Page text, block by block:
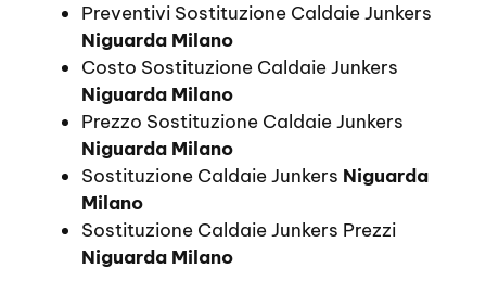
Preventivi Sostituzione Caldaie Junkers
Niguarda Milano
Costo Sostituzione Caldaie Junkers
Niguarda Milano
Prezzo Sostituzione Caldaie Junkers
Niguarda Milano
Sostituzione Caldaie Junkers Niguarda
Milano
Sostituzione Caldaie Junkers Prezzi
Niguarda Milano